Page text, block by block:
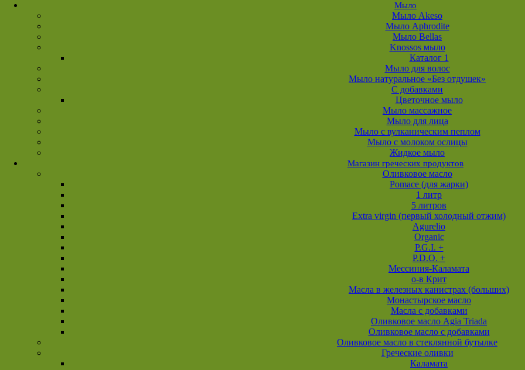
Мыло
Мыло Akeso
Мыло Aphrodite
Мыло Bellas
Knossos мыло
Каталог 1
Мыло для волос
Мыло натуральное «Без отдушек»
С добавками
Цветочное мыло
Мыло массажное
Мыло для лица
Мыло с вулканическим пеплом
Мыло с молоком ослицы
Жидкое мыло
Магазин греческих продуктов
Оливковое масло
Pomace (для жарки)
1 литр
5 литров
Extra virgin (первый холодный отжим)
Agurelio
Organic
P.G.I. +
P.D.O. +
Мессиния-Каламата
о-в Крит
Масла в железных канистрах (больших)
Монастырское масло
Масла с добавками
Оливковое масло Agia Triada
Оливковое масло с добавками
Оливковое масло в стеклянной бутылке
Греческие оливки
Каламата